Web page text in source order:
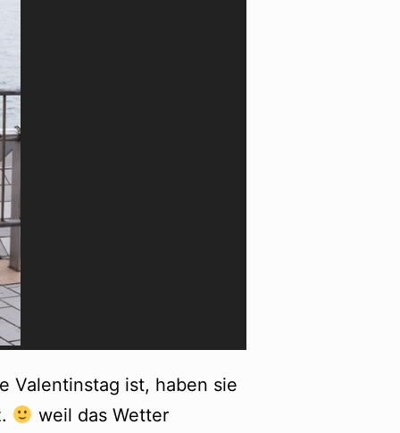
Valentinstag ist, haben sie
weil das Wetter